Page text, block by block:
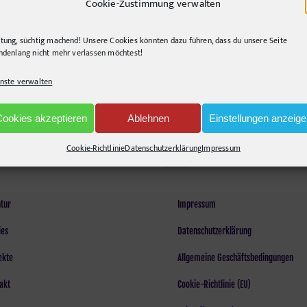
Cookie-Zustimmung verwalten
süchtig machend! Unsere Cookies könnten dazu führen, dass du unsere Seite
nicht mehr verlassen möchtest!
verwalten
akzeptieren Ablehnen Einstellungen
Cookie-RichtlinieDatenschutzerklärungImpressum
,public relations ,tourismus-pr | Tags:Medienarbeit,Polen,Segelroute |
LEGAL
Impressum
Datenschutzerklärung
Allgemeine Geschäftsbedingungen
Cookie-Richtlinie (EU)